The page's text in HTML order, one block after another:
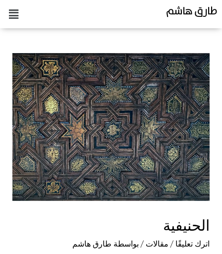
طارق هاشم
الحنيفية
اترك تعليقًا / مقالات / بواسطة طارق هاشم